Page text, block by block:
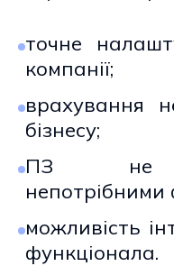
точне
компанії;
врахування
бізнесу;
ПЗ не
непотрібними
можливість
функціонала.